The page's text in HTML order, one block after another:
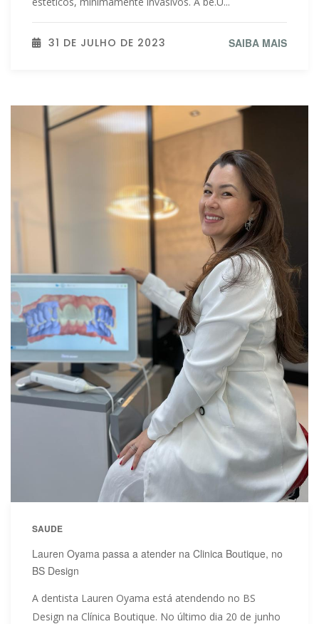
31 DE JULHO DE 2023 SAIBA MAIS
SAUDE
Lauren Oyama passa a atender na Clinica Boutique, no
BS Design
A dentista Lauren Oyama está atendendo no BS
Design na Clínica Boutique. No último dia 20 de junho